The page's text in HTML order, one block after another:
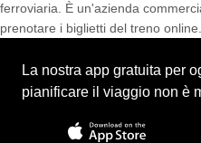
ferroviaria. È un'azienda
prenotare i biglietti del treno online.
La nostra app gratuita per
pianificare il viaggio non è